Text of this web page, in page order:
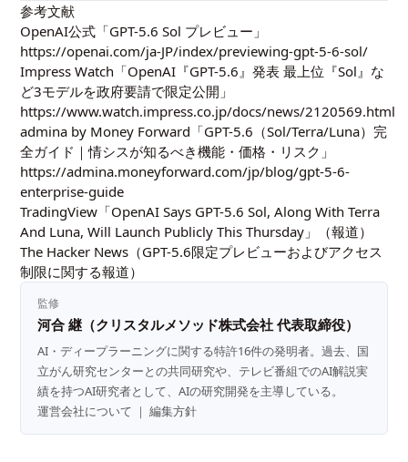
参考文献
OpenAI公式「GPT-5.6 Sol プレビュー」
https://openai.com/ja-JP/index/previewing-gpt-5-6-sol/
Impress Watch「OpenAI『GPT-5.6』発表 最上位『Sol』な
ど3モデルを政府要請で限定公開」
https://www.watch.impress.co.jp/docs/news/2120569.html
admina by Money Forward「GPT-5.6（Sol/Terra/Luna）完
全ガイド｜情シスが知るべき機能・価格・リスク」
https://admina.moneyforward.com/jp/blog/gpt-5-6-
enterprise-guide
TradingView「OpenAI Says GPT-5.6 Sol, Along With Terra
And Luna, Will Launch Publicly This Thursday」（報道）
The Hacker News（GPT-5.6限定プレビューおよびアクセス
制限に関する報道）
監修
河合 継（クリスタルメソッド株式会社 代表取締役）
AI・ディープラーニングに関する特許16件の発明者。過去、国
立がん研究センターとの共同研究や、テレビ番組でのAI解説実
績を持つAI研究者として、AIの研究開発を主導している。
運営会社について ｜編集方針